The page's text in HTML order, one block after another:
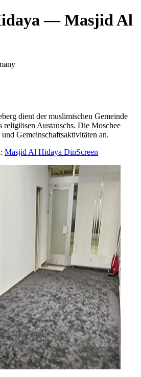
— Masjid Al
dient der muslimischen Gemeinde
religiösen Austauschs. Die Moschee
Gemeinschaftsaktivitäten an.
Masjid Al Hidaya DinScreen